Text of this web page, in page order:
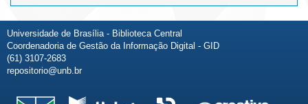
Universidade de Brasília - Biblioteca Central
Coordenadoria de Gestão da Informação Digital - GID
(61) 3107-2683
repositorio@unb.br